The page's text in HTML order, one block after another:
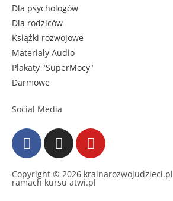
Dla psychologów
Dla rodziców
Książki rozwojowe
Materiały Audio
Plakaty "SuperMocy"
Darmowe
Social Media
Copyright © 2026 krainarozwojudzieci.pl
ramach kursu atwi.pl